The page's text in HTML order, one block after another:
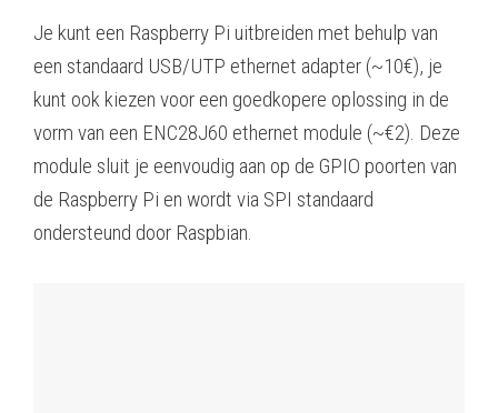
Je kunt een Raspberry Pi uitbreiden met behulp van
een standaard USB/UTP ethernet adapter (~10€), je
kunt ook kiezen voor een goedkopere oplossing in de
vorm van een ENC28J60 ethernet module (~€2). Deze
module sluit je eenvoudig aan op de GPIO poorten van
de Raspberry Pi en wordt via SPI standaard
ondersteund door Raspbian.